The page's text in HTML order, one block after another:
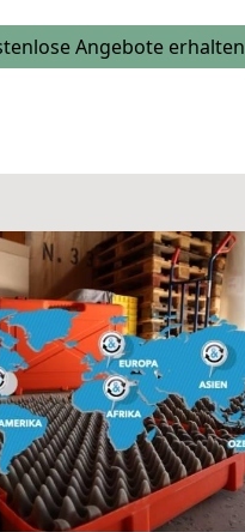
Angebote erhalten